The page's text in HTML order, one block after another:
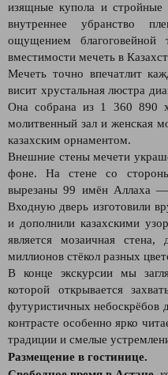
изящные купола и
внутреннее убранство
ощущением
вместимости мечеть в
Мечеть точно впечатлит
висит хрустальная люстра
Она собрана из 1 360 890
молитвенный зал и женская
казахским орнаментом.
Внешние стены мечети
фоне. На стене со
вырезаны 99 имён Аллаха
Входную дверь изготовили
и дополнили казахскими
является мозаичная стена,
миллионов стёкол разных
В конце экскурсии мы
которой открывается
футуристичных небоскрёбов
контрасте особенно ярко
традиции и смелые
Размещение в гостинице.